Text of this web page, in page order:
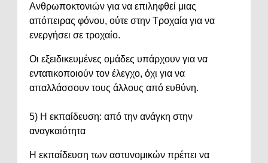
Ανθρωποκτονιών για να επιληφθεί μιας
απόπειρας φόνου, ούτε στην Τροχαία για να
ενεργήσει σε τροχαίο.
Οι εξειδικευμένες ομάδες υπάρχουν για να
εντατικοποιούν τον έλεγχο, όχι για να
απαλλάσσουν τους άλλους από ευθύνη.
5) Η εκπαίδευση: από την ανάγκη στην
αναγκαιότητα
Η εκπαίδευση των αστυνομικών πρέπει να